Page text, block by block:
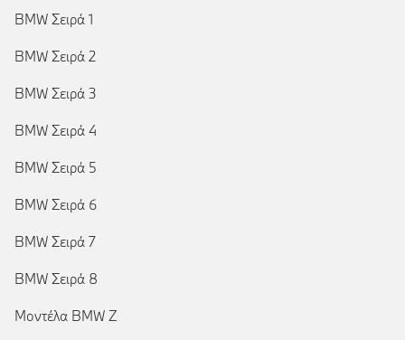
BMW Σειρά 1
BMW Σειρά 2
BMW Σειρά 3
BMW Σειρά 4
BMW Σειρά 5
BMW Σειρά 6
BMW Σειρά 7
BMW Σειρά 8
Μοντέλα BMW Z